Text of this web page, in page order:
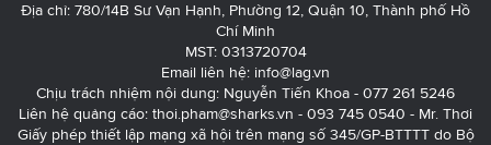
Địa chỉ: 780/14B Sư Vạn Hạnh, Phường 12, Quận 10, Thành phố Hồ
Chí Minh
MST: 0313720704
Email liên hệ: info@lag.vn
Chịu trách nhiệm nội dung: Nguyễn Tiến Khoa - 077 261 5246
Liên hệ quảng cáo: thoi.pham@sharks.vn - 093 745 0540 - Mr. Thơi
Giấy phép thiết lập mạng xã hội trên mạng số 345/GP-BTTTT do Bộ